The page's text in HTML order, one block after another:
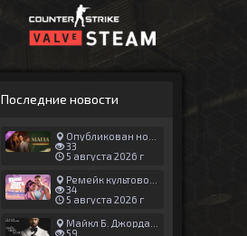
Последние новости
Опубликован новый геймплей Man of Honor для Mafia: The Old Country
33
5 августа 2026 г
Ремейк культовой японской игры задержали ради выхода GTA 6
34
5 августа 2026 г
Майкл Б. Джордан сыграл главную роль в новой «Афере Томаса Крауна»
59